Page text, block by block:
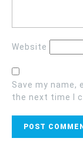
Website
Save my name,
the next time I